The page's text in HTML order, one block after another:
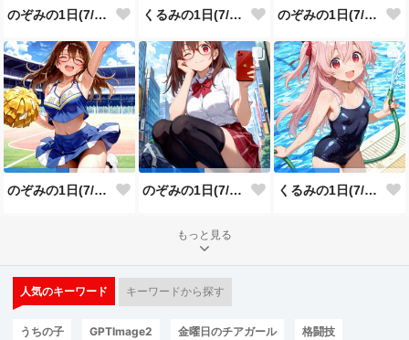
のぞみの1日(7/27投稿分) くるみの1日(7/26投稿分) のぞみの1日(7/25投稿分)
のぞみの1日(7/24投稿分) のぞみの1日(7/23投稿分) くるみの1日(7/22投稿分)
もっと見る
人気のキーワード キーワードから探す
うちの子 GPTImage2 金曜日のチアガール 格闘技